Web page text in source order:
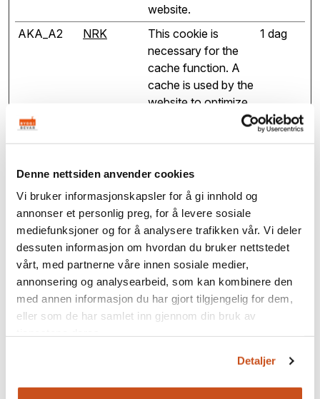
Denne nettsiden anvender cookies
Vi bruker informasjonskapsler for å gi innhold og
annonser et personlig preg, for å levere sosiale
mediefunksjoner og for å analysere trafikken vår. Vi deler
dessuten informasjon om hvordan du bruker nettstedet
vårt, med partnerne våre innen sosiale medier,
annonsering og analysearbeid, som kan kombinere den
med annen informasjon du har gjort tilgjengelig for dem,
eller som de har samlet inn gjennom din bruk av
Detaljer
website.
AKA_A2 NRK
This cookie is
necessary for the
cache function. A
cache is used by the
website to optimize
The cache is usually
stored on the
visitor’s browser.
1 dag
cf.turnstile.
u
Cloudflare
This cookie is used
to distinguish
between humans
and bots.
Vedvar
ende
CookieCon
sent
Cookiebot
Stores the user's
cookie consent
state for the current
1 år